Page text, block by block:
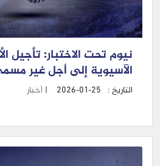
نيوم تحت الاختبار: تأجيل
الآسيوية إلى أجل غير
التاريخ : 2026-01-25
| أخبار